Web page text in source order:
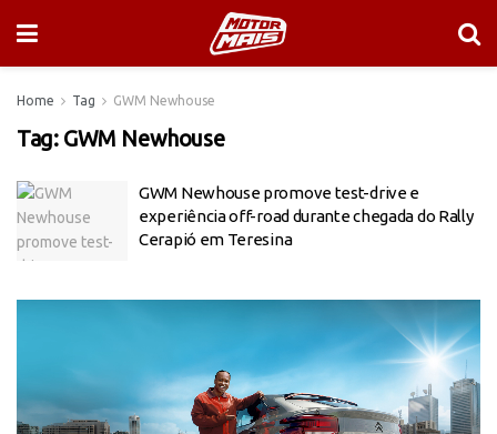
Home Tag GWM Newhouse
Tag: GWM Newhouse
GWM Newhouse promove test-drive e
experiência off-road durante chegada do Rally
Cerapió em Teresina